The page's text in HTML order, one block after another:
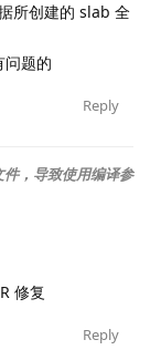
所创建的 slab 全
问题的
Reply
，导致使用编译参
修复
Reply